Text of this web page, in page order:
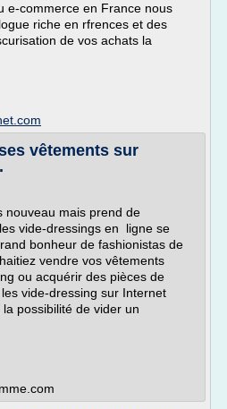
e-commerce en France nous
riche en rfrences et des
de vos achats la
vêtements sur
nouveau mais prend de
vide-dressings en ligne se
bonheur de fashionistas de
vendre vos vêtements
ou acquérir des pièces de
vide-dressing sur Internet
possibilité de vider un